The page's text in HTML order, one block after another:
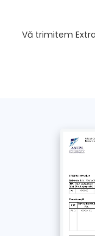
Doresc
Fără
Condițiile
/ OCPI
Vă trimitem